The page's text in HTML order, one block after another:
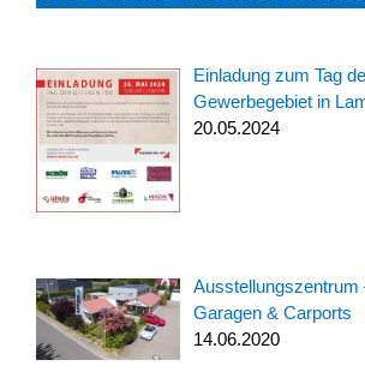
Einladung zum Tag
Gewerbegebiet in
20.05.2024
Ausstellungszentrum
Garagen & Carports
14.06.2020